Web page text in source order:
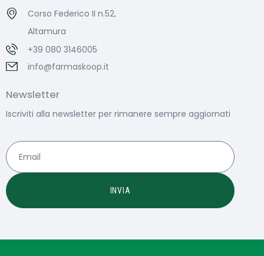
Corso Federico II n.52,
Altamura
+39 080 3146005
info@farmaskoop.it
Newsletter
Iscriviti alla newsletter per rimanere sempre aggiornati
INVIA